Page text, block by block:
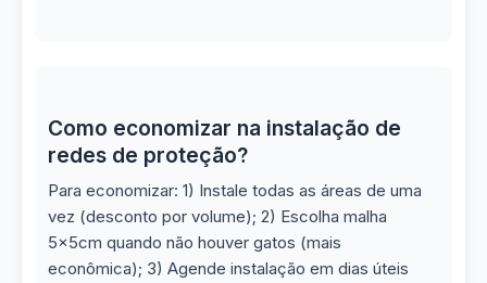
Como economizar na instalação de
redes de proteção?
Para economizar: 1) Instale todas as áreas de uma
vez (desconto por volume); 2) Escolha malha
5x5cm quando não houver gatos (mais
econômica); 3) Agende instalação em dias úteis